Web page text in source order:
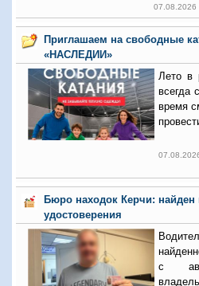
07.08.2026
Приглашаем на свободные
«НАСЛЕДИИ»
Лето в
всегда
время
Бюро находок Керчи: найден
удостоверения
с